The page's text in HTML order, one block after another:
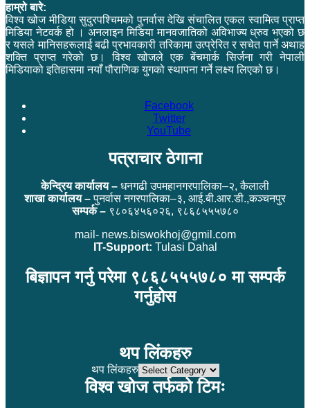
हाम्रो बारे:
विश्व खोज मीडिया सुदुरपश्चिमको पुनर्वास देखि संचालित एकल स्वामित्व प्राप्त
मिडिया नेटवर्क हो । अनलाइन मिडिया मानवजातिको अविभाज्य ध्रुव भएको छ
र यसले मानिसहरूलाई बढी प्रभावकारी तरिकामा उत्प्रेरित र सचेत पार्ने अथाह
शक्ति प्राप्त गरेको छ। विश्व खोजले एक बेंचमार्क सिर्जना गरी नेपाली
मिडियाको इतिहासमा नयाँ पौराणिक युगको स्थापना गर्ने लक्ष्य लिएको छ।
Facebook
Twitter
YouTube
पत्राचार ठेगाना
केन्द्रिय कार्यालय – धनगढी उपमहानगरपालिका–२, कैलाली
शाखा कार्यालय –पुनर्वास नगरपालिका–३, आई.बी.आर.डी.,कञ्चनपुर
सम्पर्क –९८०६४५६०२६, ९८६८५५५७८०
mail- news.biswokhoj@gmil.com
IT-Support: Tulasi Dahal
बिज्ञापन गर्नु परेमा ९८६८५५५७८० मा सम्पर्क
गर्नुहोस
थप लिंकहरु
थप लिंकहरु
विश्व खोज तर्फको टिमः